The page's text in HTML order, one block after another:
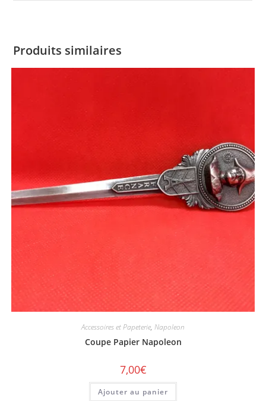
Produits similaires
Accessoires et Papeterie, Napoleon
Coupe Papier Napoleon
7,00€
Ajouter au panier